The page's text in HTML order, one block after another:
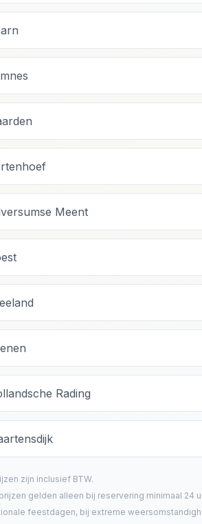
Meent
Rading
zijn inclusief BTW.
gelden alleen bij reservering minimaal 24
feestdagen, bij extreme